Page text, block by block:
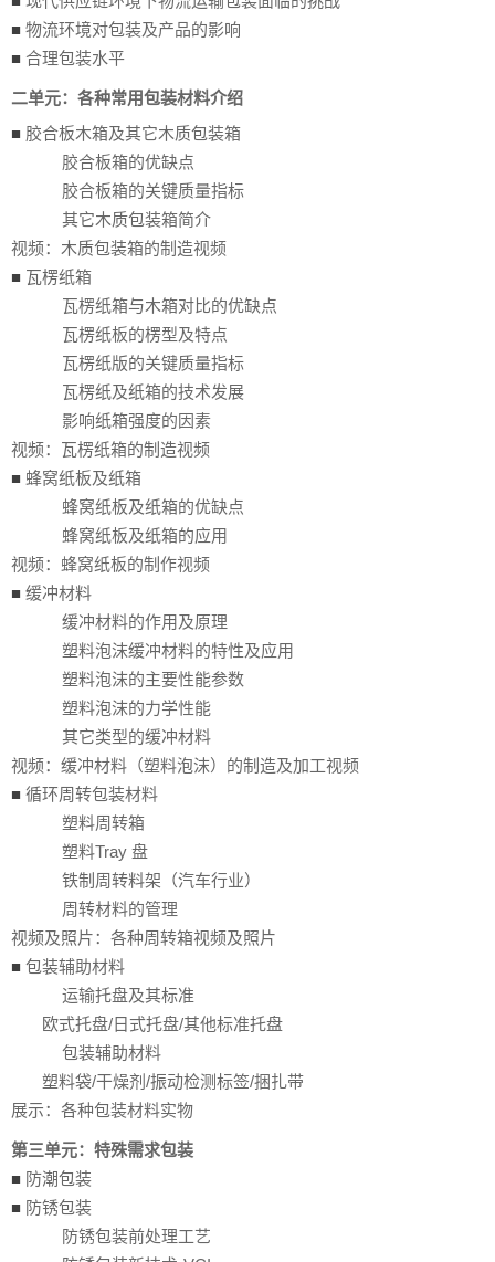
■ 物流环境对包装及产品的影响
■ 合理包装水平
二单元：各种常用包装材料介绍
■ 胶合板木箱及其它木质包装箱
胶合板箱的优缺点
胶合板箱的关键质量指标
其它木质包装箱简介
视频：木质包装箱的制造视频
■ 瓦楞纸箱
瓦楞纸箱与木箱对比的优缺点
瓦楞纸板的楞型及特点
瓦楞纸版的关键质量指标
瓦楞纸及纸箱的技术发展
影响纸箱强度的因素
视频：瓦楞纸箱的制造视频
■ 蜂窝纸板及纸箱
蜂窝纸板及纸箱的优缺点
蜂窝纸板及纸箱的应用
视频：蜂窝纸板的制作视频
■ 缓冲材料
缓冲材料的作用及原理
塑料泡沫缓冲材料的特性及应用
塑料泡沫的主要性能参数
塑料泡沫的力学性能
其它类型的缓冲材料
视频：缓冲材料（塑料泡沫）的制造及加工视频
■ 循环周转包装材料
塑料周转箱
塑料Tray 盘
铁制周转料架（汽车行业）
周转材料的管理
视频及照片：各种周转箱视频及照片
■ 包装辅助材料
运输托盘及其标准
欧式托盘/日式托盘/其他标准托盘
包装辅助材料
塑料袋/干燥剂/振动检测标签/捆扎带
展示：各种包装材料实物
第三单元：特殊需求包装
■ 防潮包装
■ 防锈包装
防锈包装前处理工艺